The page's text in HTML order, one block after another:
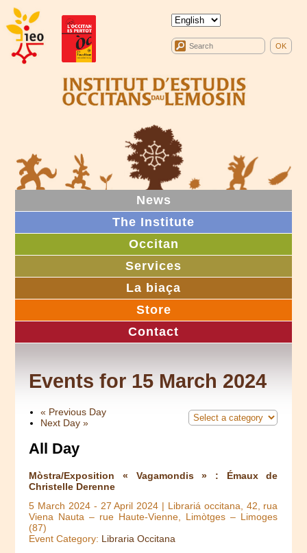
News
The Institute
Occitan
Services
La biaça
Store
Contact
Events for 15 March 2024
« Previous Day
Next Day»
All Day
Mòstra/Exposition « Vagamondis » : Émaux de
Christelle Derenne
5 March 2024 - 27 April 2024 | Librariá occitana, 42, rua
Viena Nauta – rue Haute-Vienne, Limòtges – Limoges
(87)
Event Category: Libraria Occitana